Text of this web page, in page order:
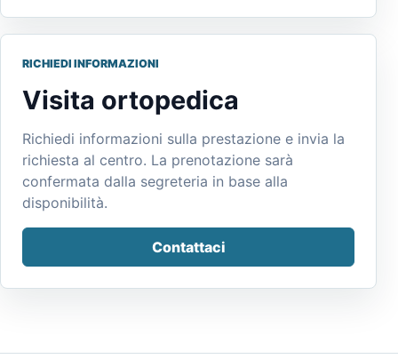
RICHIEDI INFORMAZIONI
Visita ortopedica
Richiedi informazioni sulla prestazione e invia la
richiesta al centro. La prenotazione sarà
confermata dalla segreteria in base alla
disponibilità.
Contattaci